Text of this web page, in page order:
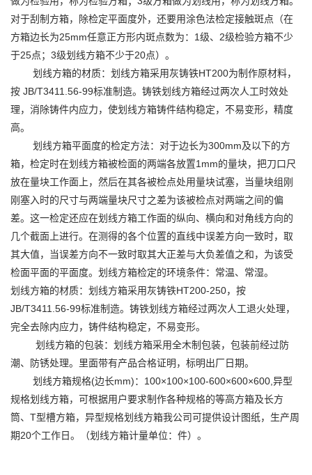
对于刮制方箱，除检定平面度外，还要用涂色法检定接触斑点（在
方箱边长为25mm任意正方形内斑点数为：1级、2级检验方箱不少
于25点；3级划线方箱不少于20点）。
划线方箱的材质：划线方箱采用灰铸铁HT200为制作原材料，
按 JB/T3411.56-99标准制造。铸铁划线方箱经过两次人工时效处
理，消除铸件内应力，使划线方箱铸件结构稳定，不易变形，精度
高。
划线方箱平面度的检定方法：对于边长为300mm及以下的方
箱，检定时在划线方箱被检面的两端各放置1mm的量块，把刀口尺
放在量块工作面上，然后在其各被检点处用量块试塞，当量块组刚
刚塞入时的尺寸与两端量块尺寸之差为该被检点对两端之间的偏
差。这一检定还应在划线方箱工作面的纵向、横向和对角线方向的
几个截面上进行。在测得的各个位置的直线中误差方向一致时，取
其大值，当误差方向不一致时取其大正差与大负差值之和，为该受
检面平面的平面度。划线方箱检定的环境条件：常温、常湿。
划线方箱的材质：划线方箱采用灰铸铁HT200-250，按
JB/T3411.56-99标准制造。铸铁划线方箱经过两次人工退火处理，
完全去除内应力，铸件结构稳定，不易变形。
划线方箱的包装：划线方箱采用全木制包装，包装前经过防
潮、防锈处理。里面带有产品合格证明，标明出厂日期。
划线方箱规格(边长mm)：100×100×100-600×600×600,异型
规格划线方箱，可根据用户要求制作各种规格的等高方箱及长方
筒、T型槽方箱，异型规格划线方箱我公司可提供设计图纸，生产周
期20个工作日。（划线方箱计量单位：件）。